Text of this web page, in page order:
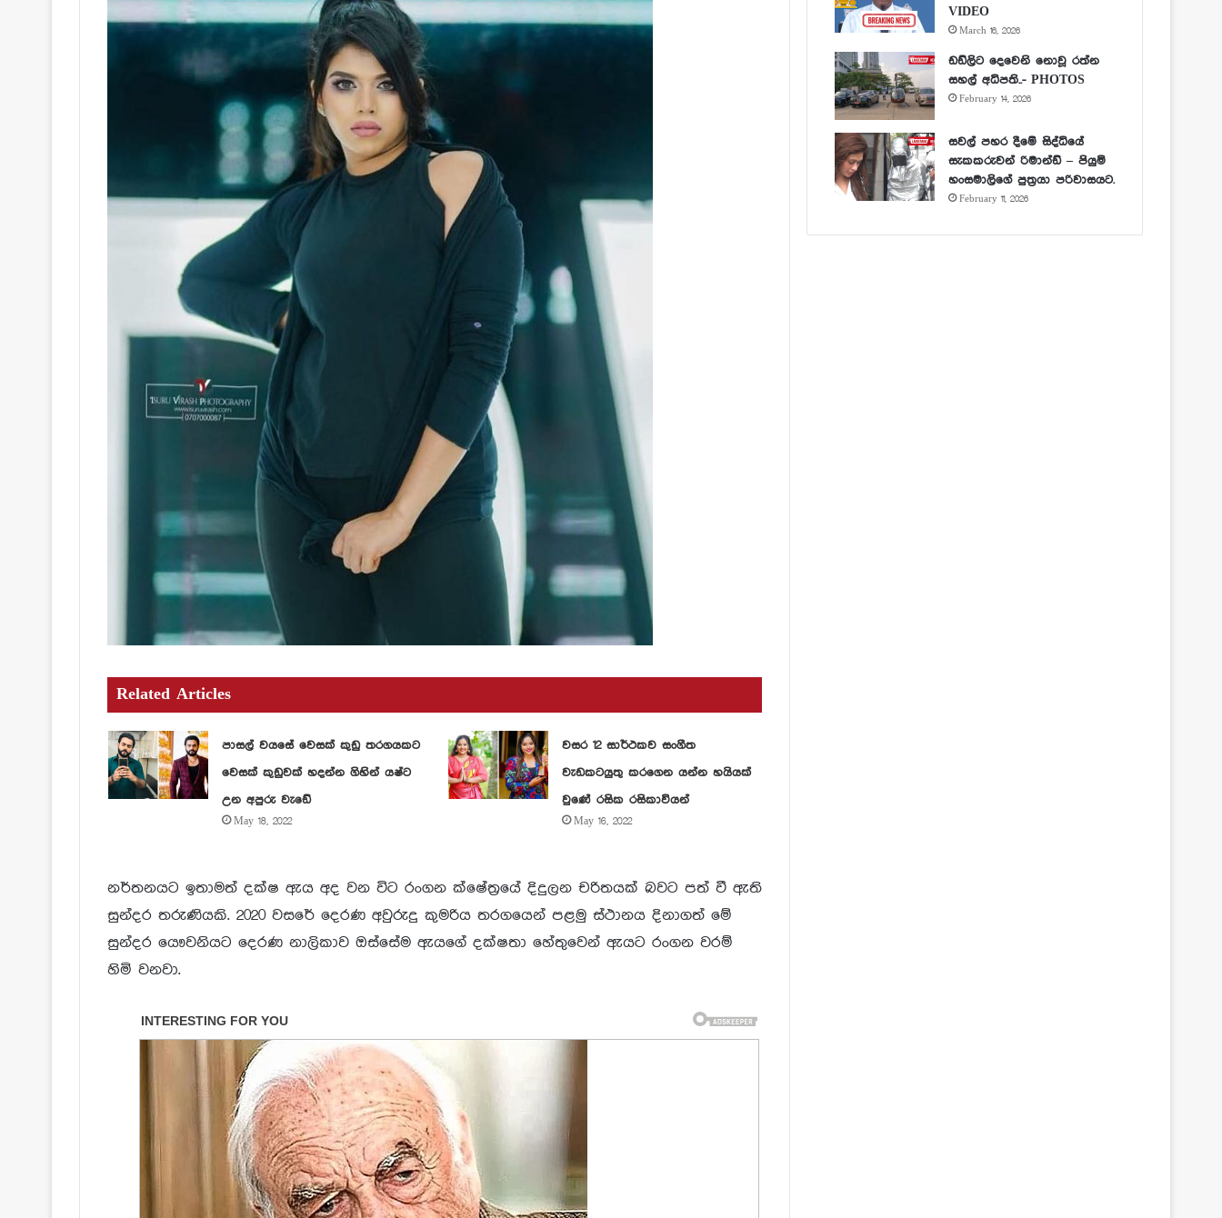
Related Articles
පාසල් වයසේ වෙසක් කුඩු තරගයකට
වෙසක් කුඩුවක් හදන්න ගිහින් යෂ්ට
උන අපුරු වැඩේ
May 18, 2022
වසර 12 සාර්ථකව සංගීත
වැඩකටයුතු කරගෙන යන්න හයියක්
වුණේ රසික රසිකාවියන්
May 16, 2022
නර්තනයට ඉතාමත් දක්ෂ ඇය අද වන විට රංගන ක්ෂේත්‍රයේ දිදුලන චරිතයක් බවට පත් වී ඇති
සුන්දර තරුණියකි. 2020 වසරේ දෙරණ අවුරුදු කුමරිය තරගයෙන් පළමු ස්ථානය දිනාගත් මේ
සුන්දර යෞවනියට දෙරණ නාලිකාව ඔස්සේම ඇයගේ දක්ෂතා හේතුවෙන් ඇයට රංගන වරම්
හිමි වනවා.
VIDEO
March 16, 2026
ඩඩ්ලිට දෙවෙනි නොවූ රත්න
සහල් අධිපති..- PHOTOS
February 14, 2026
සවල් පහර දීමේ සිද්ධියේ
සැකකරුවන් රිමාන්ඩ් – පියුමි
හංසමාලිගේ පුත්‍රයා පරිවාසයට.
February 11, 2026